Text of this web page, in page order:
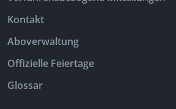
Kontakt
Aboverwaltung
Offizielle Feiertage
Glossar